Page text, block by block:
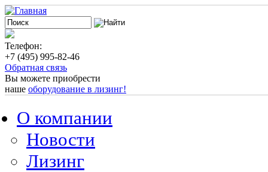
Телефон:
+7 (495) 995-82-46
Обратная связь
Вы можете приобрести
наше оборудование в лизинг!
О компании
Новости
Лизинг